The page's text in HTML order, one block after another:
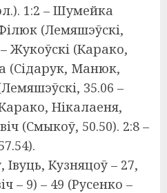
1:2 – Шумейка
(Лемяшэўскі,
Жукоўскі (Карако,
(Сідарук, Манюк,
35.06 –
Нікалаеня,
(Смыкоў, 50.50). 2:8 –
Кузняцоў – 27,
– 9) – 49 (Русенко –